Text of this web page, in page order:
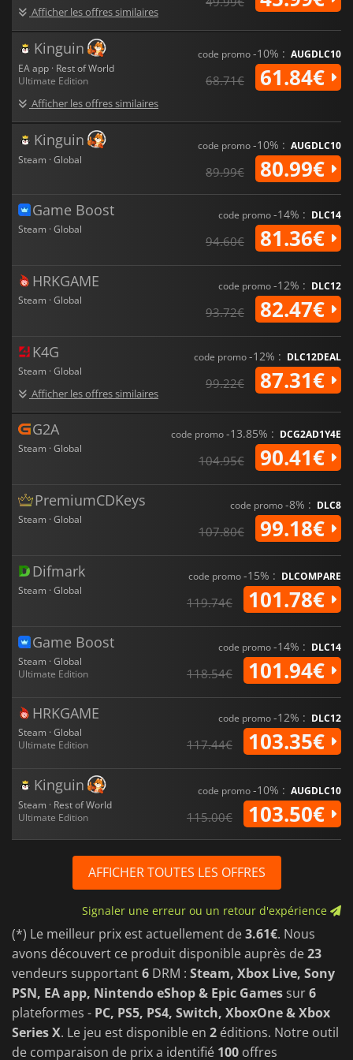
importantes du monde,EA SPORTS FC 25
offre une
authenticité inégalée. Chaque match, mode et moment sont
conçus pour refléter le jeu moderne, ce qui fait de ce jeu
l'expérience footballistique la plus complète et la plus réaliste
disponible aujourd'hui.
Afficher les offres similaires
Kinguin
EA app · Rest of World
Ultimate Edition
Afficher les offres similaires
code promo-10% : AUGDLC10
68.71€ 61.84€
Kinguin
Steam · Global
code promo-10% : AUGDLC10
89.99€ 80.99€
Game Boost
Steam · Global
code promo-14% : DLC14
94.60€ 81.36€
HRKGAME
Steam · Global
code promo-12% : DLC12
93.72€ 82.47€
K4G
Steam · Global
Afficher les offres similaires
code promo-12% : DLC12DEAL
99.22€ 87.31€
G2A
Steam · Global
code promo-13.85% : DCG2AD1Y4E
104.95€ 90.41€
PremiumCDKeys
Steam · Global
code promo-8% : DLC8
107.80€ 99.18€
Difmark
Steam · Global
code promo-15% : DLCOMPARE
119.74€ 101.78€
Game Boost
Steam · Global
Ultimate Edition
code promo-14% : DLC14
118.54€ 101.94€
HRKGAME
Steam · Global
Ultimate Edition
code promo-12% : DLC12
117.44€ 103.35€
Kinguin
Steam · Rest of World
Ultimate Edition
code promo-10% : AUGDLC10
115.00€ 103.50€
AFFICHER TOUTES LES OFFRES
Signaler une erreur ou un retour d'expérience
(*) Le meilleur prix est actuellement de3.61€. Nous
avons découvert ce produit disponible auprès de23
vendeurs supportant6 DRM : Steam, Xbox Live, Sony
PSN, EA app, Nintendo eShop & Epic Games sur6
plateformes - PC, PS5, PS4, Switch, XboxOne & Xbox
Series X. Le jeu est disponible en 2 éditions. Notre outil
de comparaison de prix a identifié 100 offres